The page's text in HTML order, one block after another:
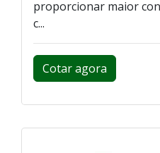
proporcionar maior
c...
Cotar agora